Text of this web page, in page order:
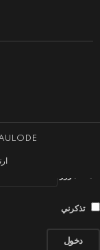
اسم المستخدم أو البريد
تذكرني